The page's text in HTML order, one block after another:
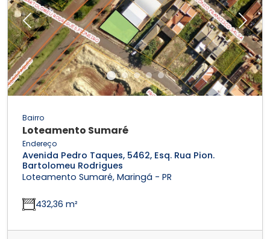
Previous Next
Bairro
Loteamento Sumaré
Endereço
Avenida Pedro Taques, 5462, Esq. Rua Pion.
Bartolomeu Rodrigues
Loteamento Sumaré, Maringá - PR
432,36 m²